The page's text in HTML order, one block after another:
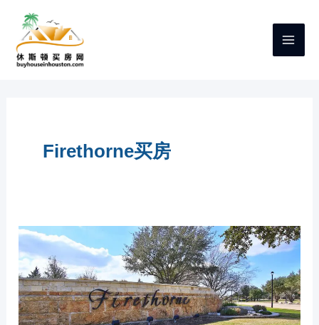
Firethorne买房
休
斯
KATY
新
房
社
区：
FIRETHORNE
介
绍